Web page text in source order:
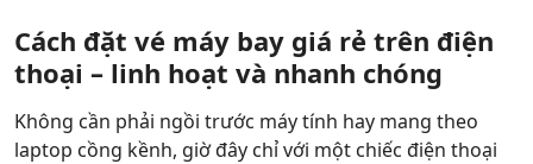
Cách đặt vé máy bay giá rẻ trên điện
thoại – linh hoạt và nhanh chóng
Không cần phải ngồi trước máy tính hay mang theo
laptop cồng kềnh, giờ đây chỉ với một chiếc điện thoại